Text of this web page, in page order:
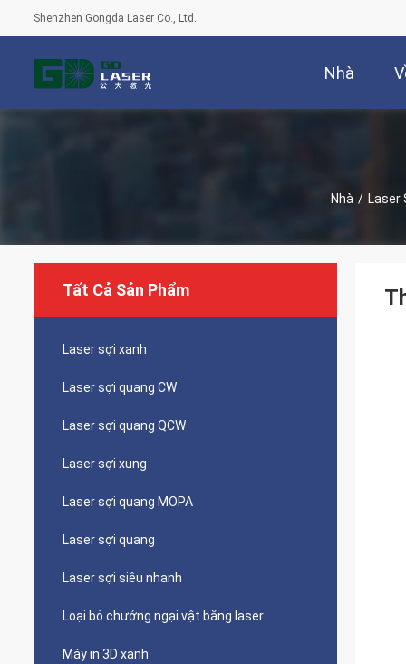
Shenzhen Gongda Laser Co., Ltd.
Nhà
Nhà / Laser
Tất Cả Sản Phẩm
Laser sợi xanh
Laser sợi quang CW
Laser sợi quang QCW
Laser sợi xung
Laser sợi quang MOPA
Laser sợi quang
Laser sợi siêu nhanh
Loại bỏ chướng ngại vật bằng laser
Máy in 3D xanh